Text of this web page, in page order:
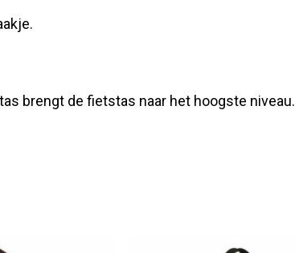
brengt de fietstas naar het hoogste niveau.